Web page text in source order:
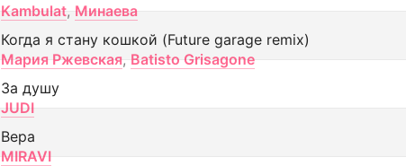
Kambulat, Минаева
Когда я стану кошкой (Future garage remix)
Мария Ржевская, Batisto Grisagone
За душу
JUDI
Вера
MIRAVI